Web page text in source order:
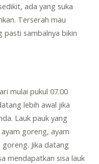
ada yang suka
Terserah mau
pasti sambalnya bikin
mulai pukul 07.00
lebih awal jika
Lauk pauk yang
goreng, ayam
Jika datang
mendapatkan sisa lauk